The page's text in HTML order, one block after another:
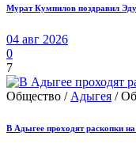
Мурат Кумпилов поздравил
04 авг 2026
0
7
Общество / Адыгея /
В Адыгее проходят раскопки